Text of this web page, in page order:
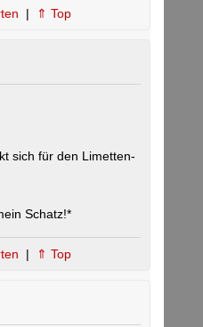
| ⇑ Top
sich für den Limetten-
Schatz!*
| ⇑ Top